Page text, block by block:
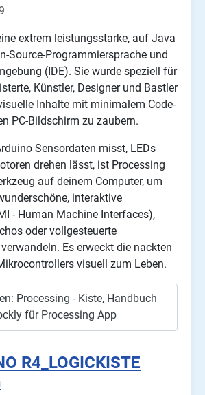
extrem leistungsstarke, auf Java
Source-Programmiersprache und
(IDE). Sie wurde speziell für
Künstler, Designer und Bastler
Inhalte mit minimalem Code-
PC-Bildschirm zu zaubern.
Sensordaten misst, LEDs
drehen lässt, ist Processing
auf deinem Computer, um
interaktive
- Human Machine Interfaces),
oder vollgesteuerte
Es erweckt die nackten
visuell zum Leben.
Processing - Kiste, Handbuch
für Processing App
R4_LOGICKISTE